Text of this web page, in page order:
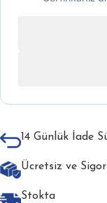
14 Günlük İade
Ücretsiz ve
Stokta